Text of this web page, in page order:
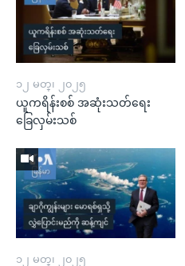
၁၂ မတ္၊ ၂၀၂၅
ယူကရိန်းစစ် အဆုံးသတ်ရေး
ခြေလှမ်းသစ်
၁၂ မတ္၊ ၂၀၂၅